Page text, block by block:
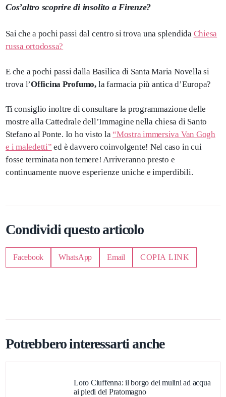
Cos’altro scoprire di insolito a Firenze?
Sai che a pochi passi dal centro si trova una splendida Chiesa
russa ortodossa?
E che a pochi passi dalla Basilica di Santa Maria Novella si
trova l’Officina Profumo, la farmacia più antica d’Europa?
Ti consiglio inoltre di consultare la programmazione delle
mostre alla Cattedrale dell’Immagine nella chiesa di Santo
Stefano al Ponte. Io ho visto la“Mostra immersiva Van Gogh
e i maledetti” ed è davvero coinvolgente! Nel caso in cui
fosse terminata non temere! Arriveranno presto e
continuamente nuove esperienze uniche e imperdibili.
Condividi questo articolo
Facebook WhatsApp Email COPIA LINK
Potrebbero interessarti anche
Loro Ciuffenna: il borgo dei mulini ad acqua
ai piedi del Pratomagno